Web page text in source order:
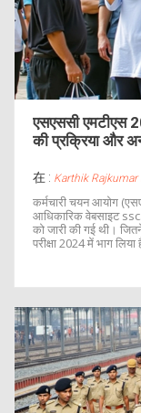
एसएससी एमटीएस
की प्रक्रिया और
在 : Karthik Rajkumar
कर्मचारी चयन आयोग
आधिकारिक वेबसाइट
को जारी की गई थी।
परीक्षा 2024 में भाग